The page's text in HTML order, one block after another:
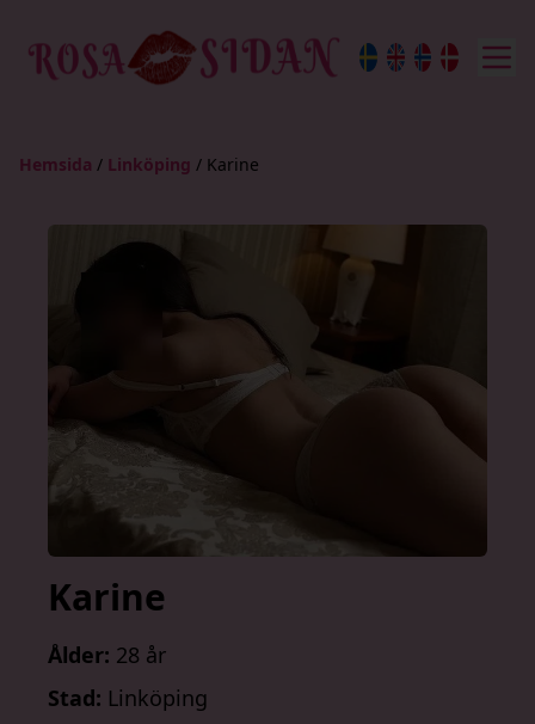
Hemsida / Linköping / Karine
Karine
Ålder: 28 år
Stad: Linköping